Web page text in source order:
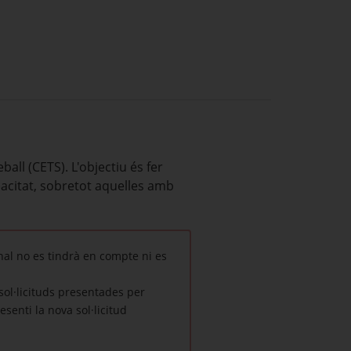
(CETS). L'objectiu és fer
sobretot aquelles amb
no es tindrà en compte ni es
presentades per
la nova sol·licitud